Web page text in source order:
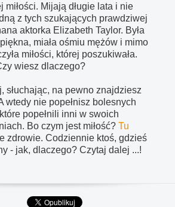
miłości. Mijają długie lata i nie
z tych szukających prawdziwej
aktorka Elizabeth Taylor. Była
miała ośmiu mężów i mimo
miłości, której poszukiwała.
wiesz dlaczego?
słuchając, na pewno znajdziesz
wtedy nie popełnisz bolesnych
które popełnili inni w swoich
Bo czym jest miłość? Tu
zdrowie. Codziennie ktoś, gdzieś
- jak, dlaczego? Czytaj dalej ...!